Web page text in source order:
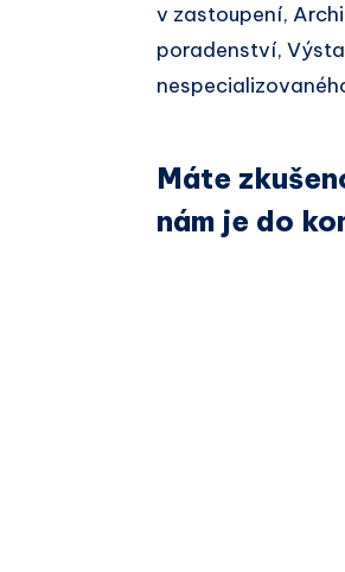
v zastoupení,
poradenství,
Máte
nám je do